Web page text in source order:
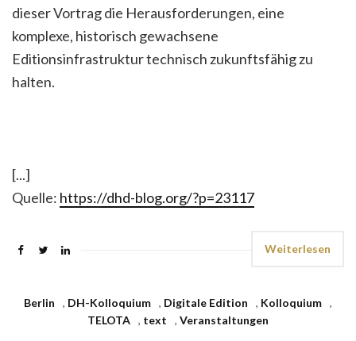
dieser Vortrag die Herausforderungen, eine
komplexe, historisch gewachsene
Editionsinfrastruktur technisch zukunftsfähig zu
halten.
[...]
Quelle: https://dhd-blog.org/?p=23117
Weiterlesen
Berlin , DH-Kolloquium , Digitale Edition , Kolloquium ,
TELOTA , text , Veranstaltungen